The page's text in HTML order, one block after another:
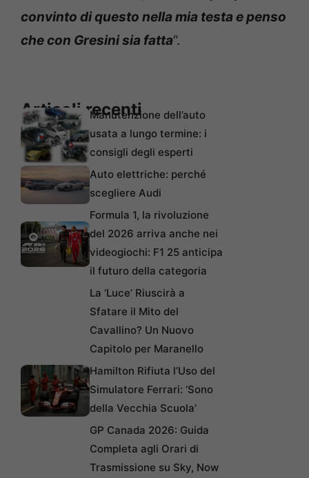
convinto di questo nella mia testa e penso
che con Gresini sia fatta“.
Articoli recentiManutenzione dell’auto
usata a lungo termine: i
consigli degli esperti
Auto elettriche: perché
scegliere Audi
Formula 1, la rivoluzione
del 2026 arriva anche nei
videogiochi: F1 25 anticipa
il futuro della categoria
La ‘Luce’ Riuscirà a
Sfatare il Mito del
Cavallino? Un Nuovo
Capitolo per Maranello
Hamilton Rifiuta l’Uso del
Simulatore Ferrari: ‘Sono
della Vecchia Scuola’
GP Canada 2026: Guida
Completa agli Orari di
Trasmissione su Sky, Now